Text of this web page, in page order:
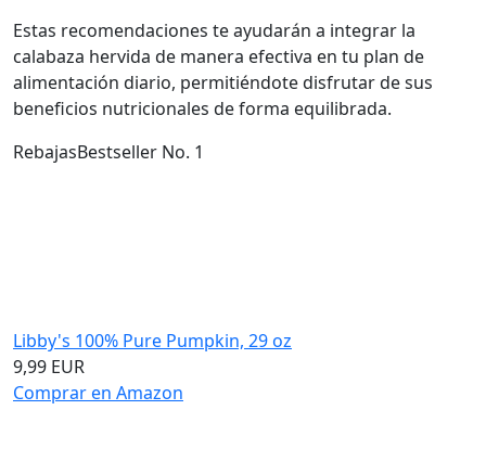
Estas recomendaciones te ayudarán a integrar la
calabaza hervida de manera efectiva en tu plan de
alimentación diario, permitiéndote disfrutar de sus
beneficios nutricionales de forma equilibrada.
RebajasBestseller No. 1
Libby's 100% Pure Pumpkin, 29 oz
9,99 EUR
Comprar en Amazon